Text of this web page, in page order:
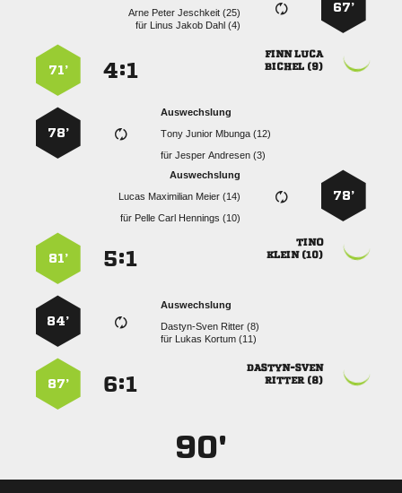
67’
   
für    
 
 
:
71’
Auswechslung
   
für  
78’
78’
Auswechslung
   
für    

 
:
81’
Auswechslung
  
für   
84’

 
:
87’
90'